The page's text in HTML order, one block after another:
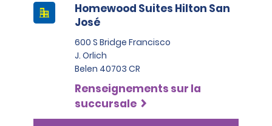
Homewood Suites Hilton San
José
600 S Bridge Francisco
J. Orlich
Belen 40703 CR
Renseignements sur la
succursale